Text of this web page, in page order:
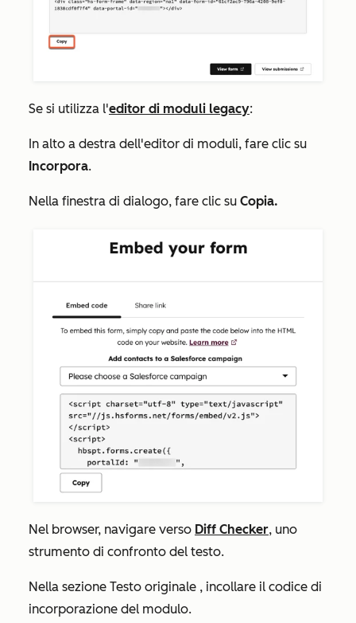
Se si utilizza l'editor di moduli legacy:
In alto a destra dell'editor di moduli, fare clic su
Incorpora.
Nella finestra di dialogo, fare clic su Copia.
Nel browser, navigare verso Diff Checker, uno
strumento di confronto del testo.
Nella sezione Testo originale , incollare il codice di
incorporazione del modulo.